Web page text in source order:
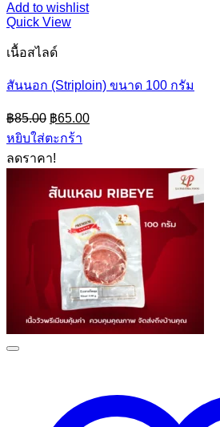
Add to wishlist
Quick View
เนื้อสไลด์
สันนอก (Striploin) ขนาด 100 กรัม
฿85.00 Original
price
was:
฿85.00.
฿65.00Current
price
หยิบใส่ตะกร้า
ลดราคา!